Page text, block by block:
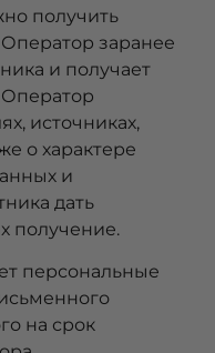
получить
заранее
и получает
Оператор
источниках,
о характере
и
дать
получение.
персональные
на срок